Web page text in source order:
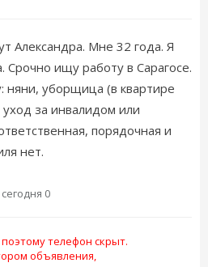
Александра. Мне 32 года. Я
Срочно ищу работу в Сарагосе.
няни, уборщица (в квартире
за инвалидом или
порядочная и
нет.
0
телефон скрыт.
объявления,